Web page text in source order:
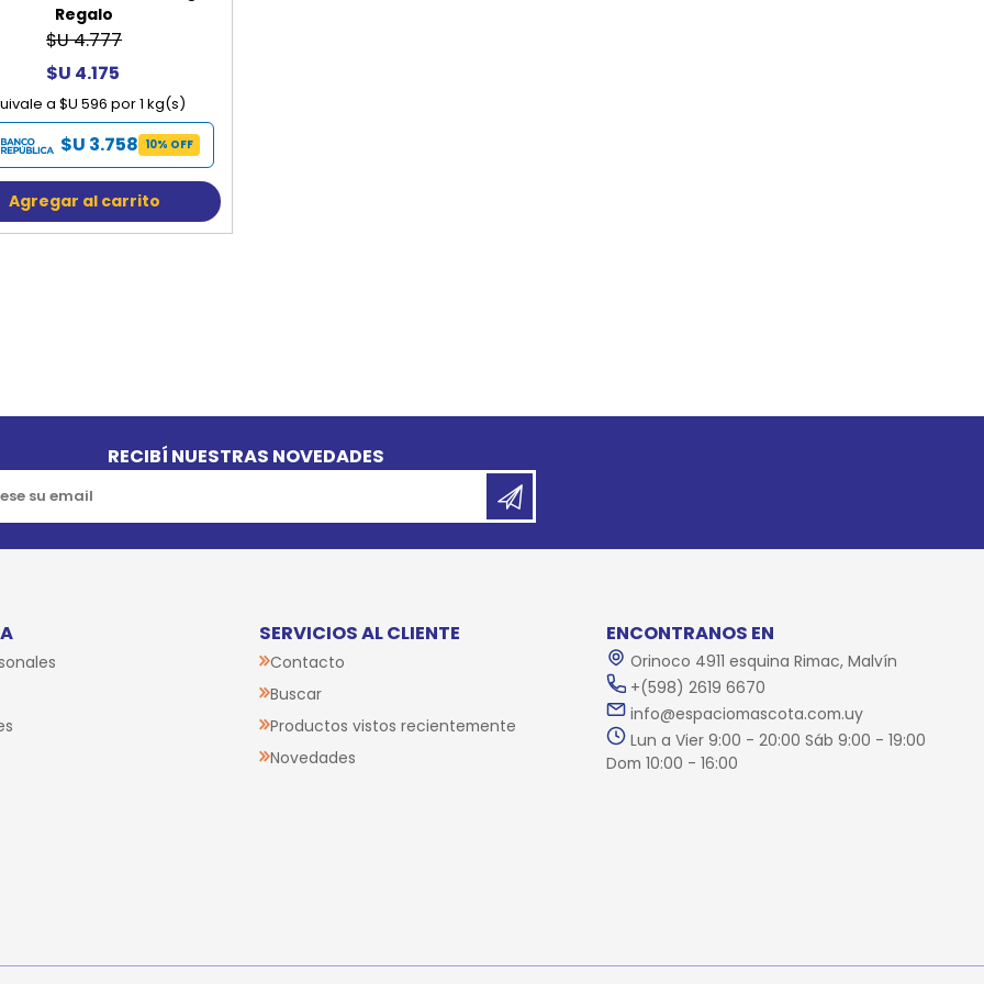
Regalo
$U 4.777
$U 4.175
a $U 596 por 1 kg(s)
$U 3.758 10% OFF
Agregar al carrito
RECIBÍ NUESTRAS NOVEDADES
SERVICIOS AL CLIENTE
Contacto
Buscar
Productos vistos recientemente
Novedades
ENCONTRANOS EN
Orinoco 4911 esquina Rimac, Malvín
+(598) 2619 6670
info@espaciomascota.com.uy
Lun a Vier 9:00 - 20:00 Sáb 9:00 - 19:00
Dom 10:00 - 16:00